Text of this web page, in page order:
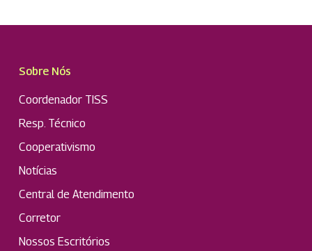
Sobre Nós
Coordenador TISS
Resp. Técnico
Cooperativismo
Notícias
Central de Atendimento
Corretor
Nossos Escritórios